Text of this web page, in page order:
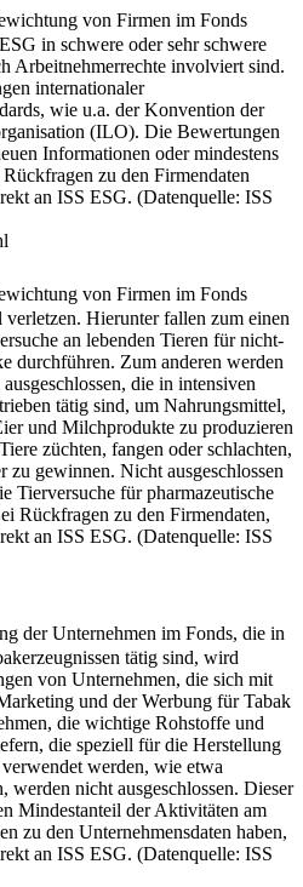
von Firmen im Fonds
in schwere oder sehr schwere
Arbeitnehmerrechte involviert sind.
internationaler
wie u.a. der Konvention der
(ILO). Die Bewertungen
Informationen oder mindestens
zu den Firmendaten
an ISS ESG. (Datenquelle: ISS
von Firmen im Fonds
Hierunter fallen zum einen
an lebenden Tieren für nicht-
durchführen. Zum anderen werden
die in intensiven
tätig sind, um Nahrungsmittel,
und Milchprodukte zu produzieren
züchten, fangen oder schlachten,
zu gewinnen. Nicht ausgeschlossen
Tierversuche für pharmazeutische
Rückfragen zu den Firmendaten,
an ISS ESG. (Datenquelle: ISS
der Unternehmen im Fonds, die in
tätig sind, wird
von Unternehmen, die sich mit
und der Werbung für Tabak
die wichtige Rohstoffe und
die speziell für die Herstellung
werden, wie etwa
werden nicht ausgeschlossen. Dieser
Mindestanteil der Aktivitäten am
zu den Unternehmensdaten haben,
an ISS ESG. (Datenquelle: ISS